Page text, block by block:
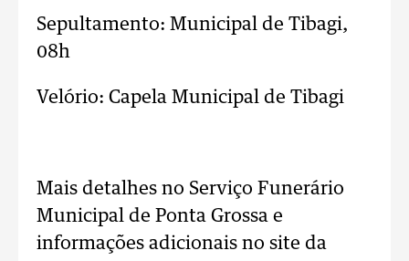
Sepultamento: Municipal de Tibagi,
08h
Velório: Capela Municipal de Tibagi
Mais detalhes no Serviço Funerário
Municipal de Ponta Grossa e
informações adicionais no site da